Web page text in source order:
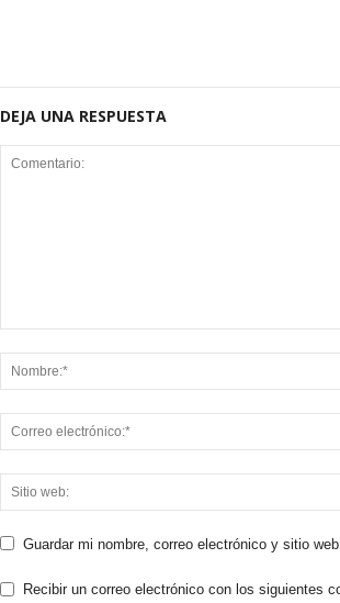
DEJA UNA RESPUESTA
Guardar mi nombre, correo electrónico y sitio
Recibir un correo electrónico con los siguientes